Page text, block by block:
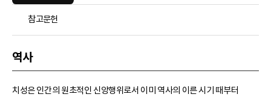
참고문헌
역사
치성은 인간의 원초적인 신앙행위로서 이미 역사의 이른 시기 때부터